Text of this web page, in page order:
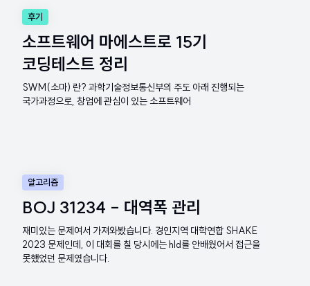
후기
소프트웨어 마에스트로 15기
코딩테스트 정리
SWM(소마) 란? 과학기술정보통신부의 주도 아래 진행되는
국가과정으로, 창업에 관심이 있는 소프트웨어
알고리즘
BOJ 31234 - 대역폭 관리
재미있는 문제여서 가져와봤습니다. 경인지역 대학연합 SHAKE
2023 문제인데, 이 대회를 칠 당시에는 hld를 안배웠어서 접근을
못했었던 문제였습니다.